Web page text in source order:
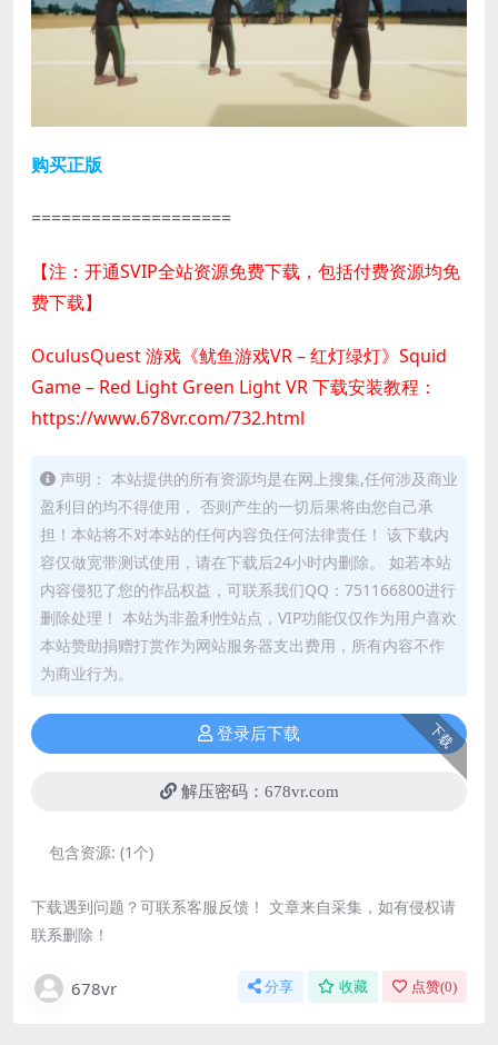
购买正版
====================
【注：开通SVIP全站资源免费下载，包括付费资源均免
费下载】
OculusQuest 游戏《鱿鱼游戏VR – 红灯绿灯》Squid
Game – Red Light Green Light VR 下载安装教程：
https://www.678vr.com/732.html
声明： 本站提供的所有资源均是在网上搜集,任何涉及商业
盈利目的均不得使用， 否则产生的一切后果将由您自己承
担！本站将不对本站的任何内容负任何法律责任！ 该下载内
容仅做宽带测试使用，请在下载后24小时内删除。 如若本站
内容侵犯了您的作品权益，可联系我们QQ：751166800进行
删除处理！ 本站为非盈利性站点，VIP功能仅仅作为用户喜欢
本站赞助捐赠打赏作为网站服务器支出费用，所有内容不作
为商业行为。
下载
登录后下载
解压密码：678vr.com
包含资源: (1个)
下载遇到问题？可联系客服反馈！ 文章来自采集，如有侵权请
联系删除！
678vr 分享 收藏 点赞(0)